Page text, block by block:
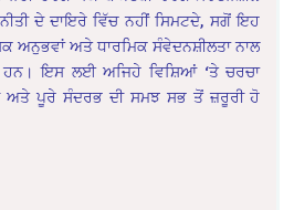
ਦੇ ਦਾਇਰੇ ਵਿੱਚ ਨਹੀਂ ਸਿਮਟਦੇ, ਸਗੋਂ ਇਹ
ਅਨੁਭਵਾਂ ਅਤੇ ਧਾਰਮਿਕ ਸੰਵੇਦਨਸ਼ੀਲਤਾ ਨਾਲ
ਹਨ। ਇਸ ਲਈ ਅਜਿਹੇ ਵਿਸ਼ਿਆਂ ‘ਤੇ ਚਰਚਾ
ਅਤੇ ਪੂਰੇ ਸੰਦਰਭ ਦੀ ਸਮਝ ਸਭ ਤੋਂ ਜ਼ਰੂਰੀ ਹੋ